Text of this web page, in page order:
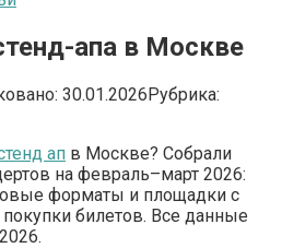
апа в Москве
30.01.2026Рубрика:
ап в Москве? Собрали
на февраль–март 2026:
форматы и площадки с
билетов. Все данные